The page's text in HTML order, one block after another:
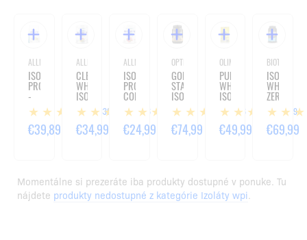
ALLNUTRITION
ISOLATE
PROTEIN
-
908G 836
€39,89
ALLNUTRITION
CLEAR
WHEY
ISOLATE
6
€34,99
ALLNUTRITION
ISOLATE
PROTEIN
COLLAGEN
500
G
4
€24,99
OPTIMUM NUTRITION
GOLD
STANDARD
ISOLATE
930G 6
€74,99
OLIMP
PURE
WHEY
ISOLATE
95
-
600G
79
€49,99
BIOTECHUSA
ISO
WHEY
ZERO
908G
€69,99
Momentálne si prezeráte iba produkty dostupné v ponuke. Tu
nájdete produkty nedostupné z kategórie Izoláty wpi